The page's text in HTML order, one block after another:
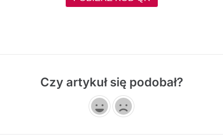
Czy artykuł się podobał?